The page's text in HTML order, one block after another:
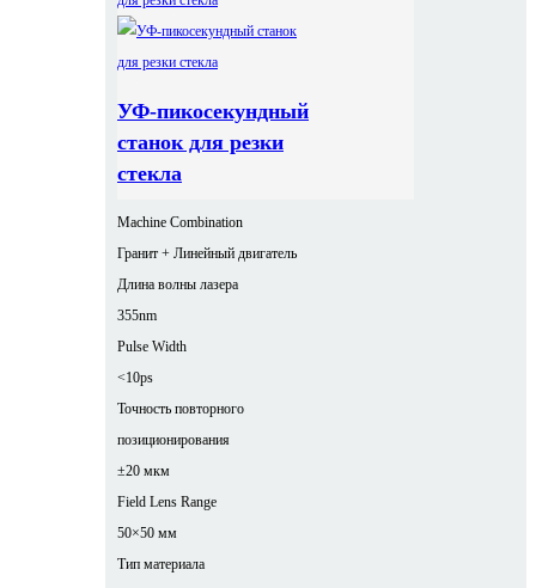
УФ-пикосекундный
станок для резки
стекла
Machine Combination
Гранит + Линейный двигатель
Длина волны лазера
355nm
Pulse Width
<10ps
Точность повторного
позиционирования
±20 мкм
Field Lens Range
50×50 мм
Тип материала